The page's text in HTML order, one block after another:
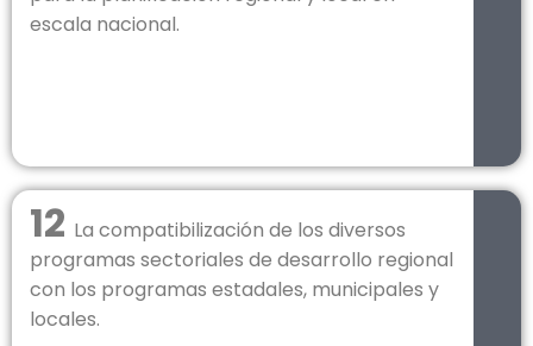
escala nacional.
12 La compatibilización de los diversos
programas sectoriales de desarrollo regional
con los programas estadales, municipales y
locales.